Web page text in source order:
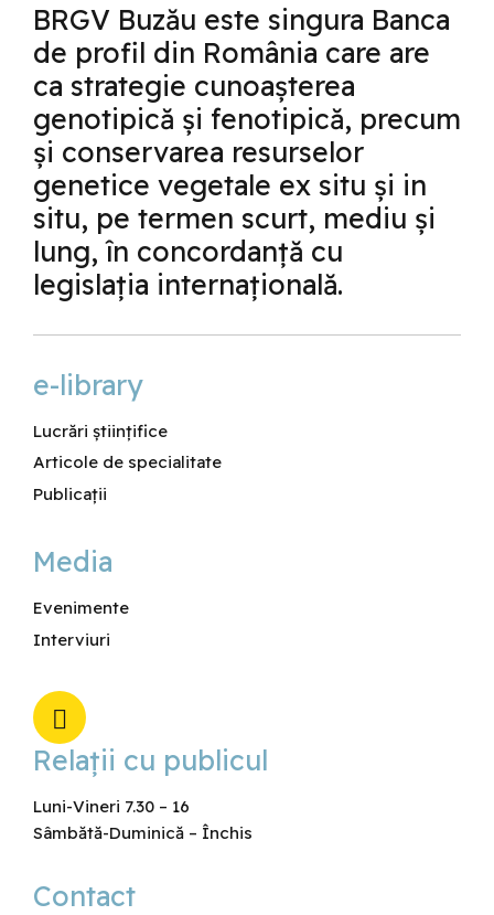
BRGV Buzău este singura Banca
de profil din România care are
ca strategie cunoașterea
genotipică și fenotipică, precum
și conservarea resurselor
genetice vegetale ex situ și in
situ, pe termen scurt, mediu și
lung, în concordanță cu
legislația internațională.
e-library
Lucrări științifice
Articole de specialitate
Publicații
Media
Evenimente
Interviuri
Relaţii cu publicul
Luni-Vineri 7.30 – 16
Sâmbătă-Duminică – Închis
Contact